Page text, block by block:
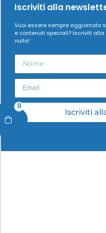
0
Iscriviti alla
Vuoi essere sempre aggiornato
e contenuti speciali? Iscriviti
nulla!
Iscriviti